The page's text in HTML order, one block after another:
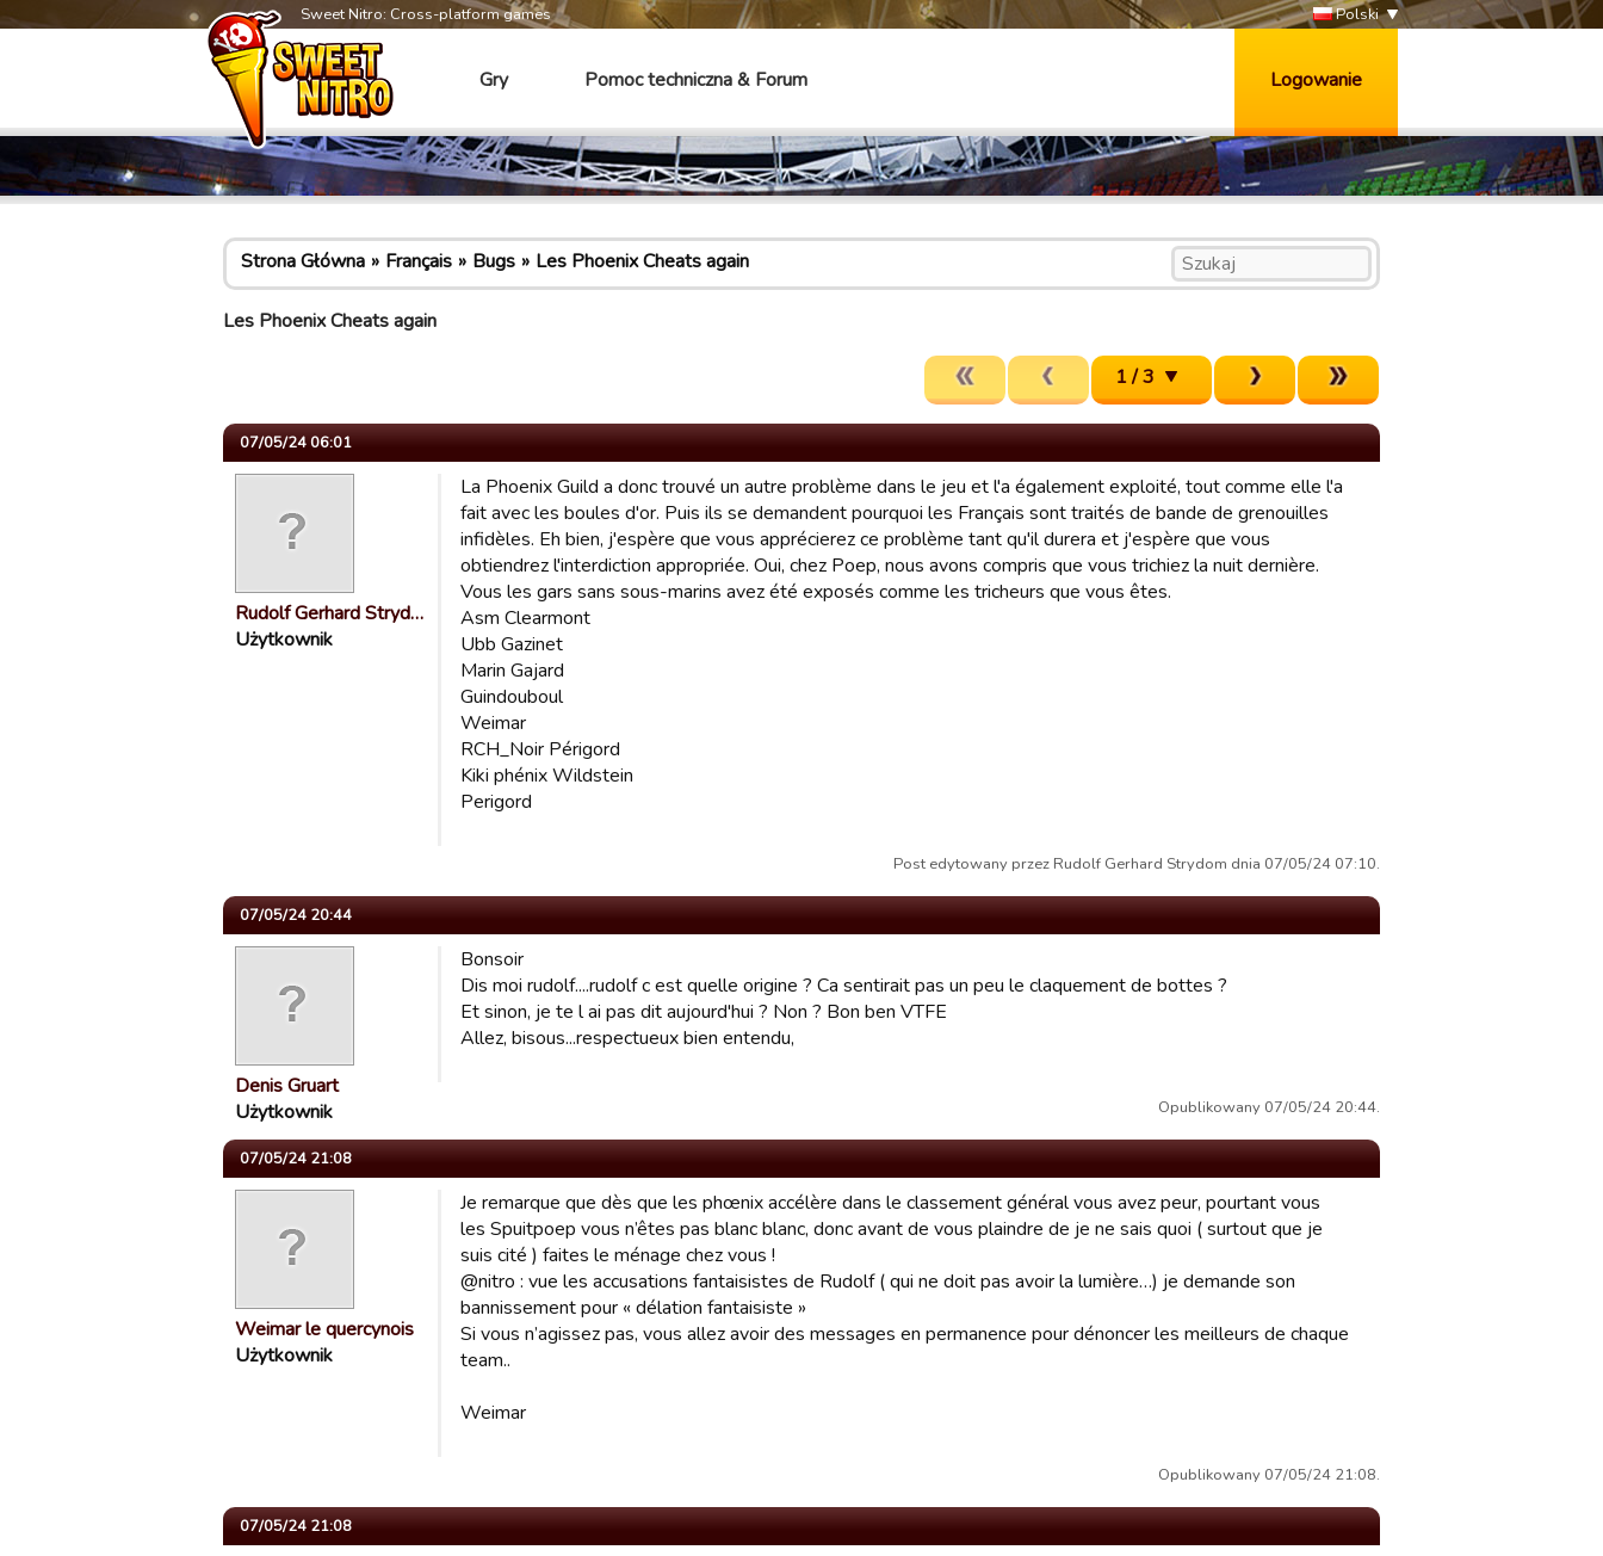
Sweet Nitro: Cross-platform games Polski
Gry Pomoc techniczna & Forum Logowanie
Strona Główna Français Bugs Les Phoenix Cheats again
Les Phoenix Cheats again
1 / 3
07/05/24 06:01
Rudolf Gerhard Stryd…
Użytkownik
La Phoenix Guild a donc trouvé un autre problème dans le jeu et l'a également exploité, tout comme elle l'a
fait avec les boules d'or. Puis ils se demandent pourquoi les Français sont traités de bande de grenouilles
infidèles. Eh bien, j'espère que vous apprécierez ce problème tant qu'il durera et j'espère que vous
obtiendrez l'interdiction appropriée. Oui, chez Poep, nous avons compris que vous trichiez la nuit dernière.
Vous les gars sans sous-marins avez été exposés comme les tricheurs que vous êtes.
Asm Clearmont
Ubb Gazinet
Marin Gajard
Guindouboul
Weimar
RCH_Noir Périgord
Kiki phénix Wildstein
Perigord
Post edytowany przez Rudolf Gerhard Strydom dnia 07/05/24 07:10.
07/05/24 20:44
Denis Gruart
Użytkownik
Bonsoir
Dis moi rudolf....rudolf c est quelle origine ? Ca sentirait pas un peu le claquement de bottes ?
Et sinon, je te l ai pas dit aujourd'hui ? Non ? Bon ben VTFE
Allez, bisous...respectueux bien entendu,
Opublikowany 07/05/24 20:44.
07/05/24 21:08
Weimar le quercynois
Użytkownik
Je remarque que dès que les phœnix accélère dans le classement général vous avez peur, pourtant vous
les Spuitpoep vous n’êtes pas blanc blanc, donc avant de vous plaindre de je ne sais quoi ( surtout que je
suis cité ) faites le ménage chez vous !
@nitro : vue les accusations fantaisistes de Rudolf ( qui ne doit pas avoir la lumière…) je demande son
bannissement pour « délation fantaisiste »
Si vous n’agissez pas, vous allez avoir des messages en permanence pour dénoncer les meilleurs de chaque
team..
Weimar
Opublikowany 07/05/24 21:08.
07/05/24 21:08